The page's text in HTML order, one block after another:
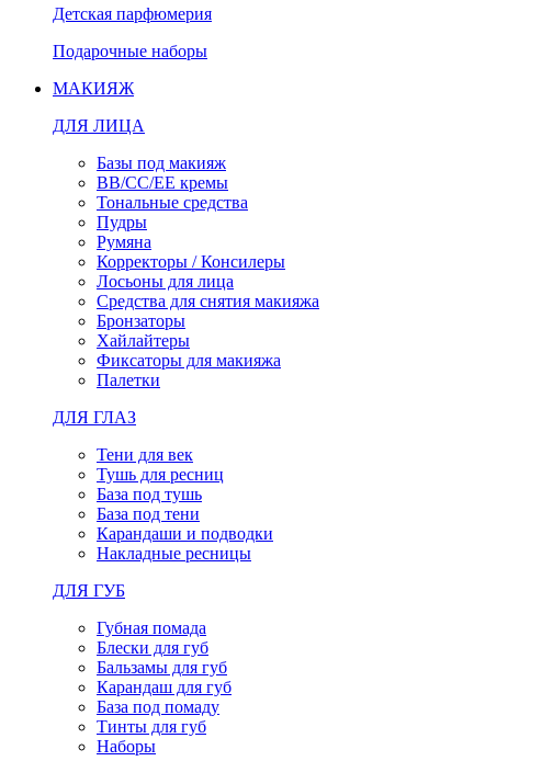
Детская парфюмерия
Подарочные наборы
МАКИЯЖ
ДЛЯ ЛИЦА
Базы под макияж
BB/CC/EE кремы
Тональные средства
Пудры
Румяна
Корректоры / Консилеры
Лосьоны для лица
Средства для снятия макияжа
Бронзаторы
Хайлайтеры
Фиксаторы для макияжа
Палетки
ДЛЯ ГЛАЗ
Тени для век
Тушь для ресниц
База под тушь
База под тени
Карандаши и подводки
Накладные ресницы
ДЛЯ ГУБ
Губная помада
Блески для губ
Бальзамы для губ
Карандаш для губ
База под помаду
Тинты для губ
Наборы